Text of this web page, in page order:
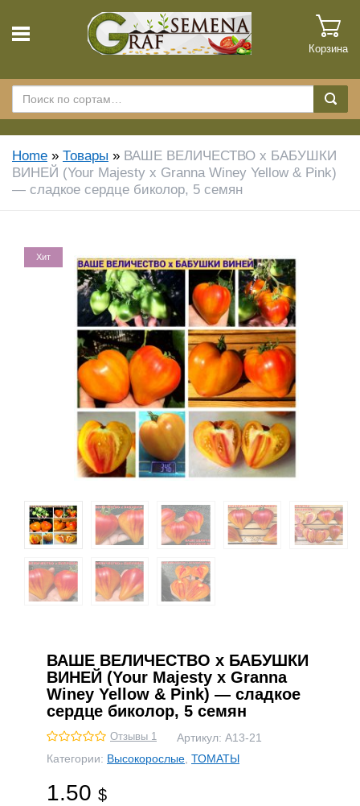
Корзина
Home » Товары » ВАШЕ ВЕЛИЧЕСТВО х БАБУШКИ
ВИНЕЙ (Your Majesty x Granna Winey Yellow & Pink)
— сладкое сердце биколор, 5 семян
Хит
ВАШЕ ВЕЛИЧЕСТВО х БАБУШКИ
ВИНЕЙ (Your Majesty x Granna
Winey Yellow & Pink) — сладкое
сердце биколор, 5 семян
Отзывы 1 Артикул: А13-21
Категории: Высокорослые ТОМАТЫ
1.50 $